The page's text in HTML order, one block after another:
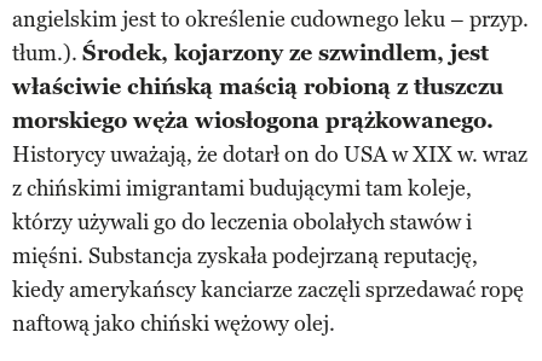
angielskim jest to określenie cudownego leku – przyp.
tłum.). Środek, kojarzony ze szwindlem, jest
właściwie chińską maścią robioną z tłuszczu
morskiego węża wiosłogona prążkowanego.
Historycy uważają, że dotarł on do USA w XIX w. wraz
z chińskimi imigrantami budującymi tam koleje,
którzy używali go do leczenia obolałych stawów i
mięśni. Substancja zyskała podejrzaną reputację,
kiedy amerykańscy kanciarze zaczęli sprzedawać ropę
naftową jako chiński wężowy olej.